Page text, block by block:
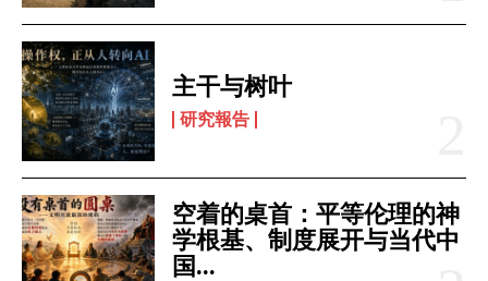
主干与树叶
研究報告
空着的桌首：平等伦理的神
学根基、制度展开与当代中
国...